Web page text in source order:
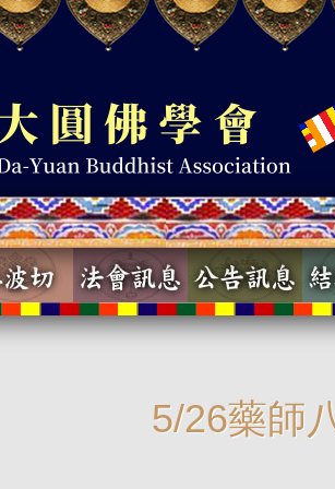
5/26藥師